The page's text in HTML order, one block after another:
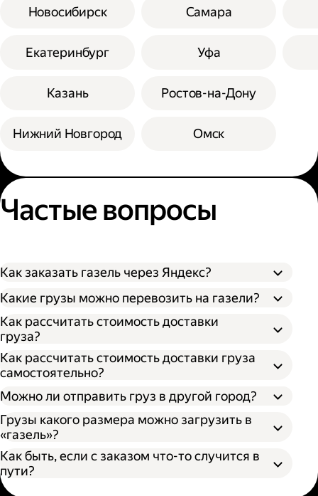
Новосибирск
Екатеринбург
Казань
Нижний Новгород
Самара
Уфа
Ростов-на-Дону
Омск
Частые вопросы
Как заказать газель через Яндекс?
Какие грузы можно перевозить на газели?
Как рассчитать стоимость доставки
груза?
Как рассчитать стоимость доставки груза
самостоятельно?
Можно ли отправить груз в другой город?
Грузы какого размера можно загрузить в
«газель»?
Как быть, если с заказом что-то случится в
пути?